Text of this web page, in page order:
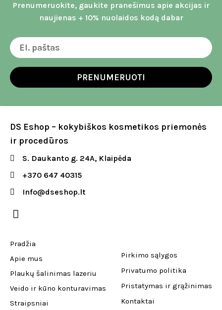
Prenumeruokite, gaukite pranešimus apie akcijas ir
naujienas + 10% nuolaidos kodą dabar
PRENUMERUOTI
DS Eshop – kokybiškos kosmetikos priemonės
ir procedūros
S. Daukanto g. 24A, Klaipėda
+370 647 40315
Info@dseshop.lt
Pradžia
Apie mus
Plaukų šalinimas lazeriu
Veido ir kūno konturavimas
Straipsniai
Pirkimo sąlygos
Privatumo politika
Pristatymas ir grąžinimas
Kontaktai